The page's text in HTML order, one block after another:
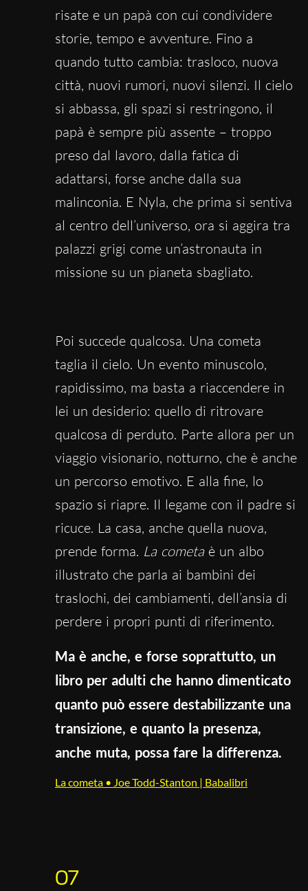
risate e un papà con cui condividere
storie, tempo e avventure. Fino a
quando tutto cambia: trasloco, nuova
città, nuovi rumori, nuovi silenzi. Il cielo
si abbassa, gli spazi si restringono, il
papà è sempre più assente – troppo
preso dal lavoro, dalla fatica di
adattarsi, forse anche dalla sua
malinconia. E Nyla, che prima si sentiva
al centro dell’universo, ora si aggira tra
palazzi grigi come un’astronauta in
missione su un pianeta sbagliato.
Poi succede qualcosa. Una cometa
taglia il cielo. Un evento minuscolo,
rapidissimo, ma basta a riaccendere in
lei un desiderio: quello di ritrovare
qualcosa di perduto. Parte allora per un
viaggio visionario, notturno, che è anche
un percorso emotivo. E alla fine, lo
spazio si riapre. Il legame con il padre si
ricuce. La casa, anche quella nuova,
prende forma. La cometa è un albo
illustrato che parla ai bambini dei
traslochi, dei cambiamenti, dell’ansia di
perdere i propri punti di riferimento.
Ma è anche, e forse soprattutto, un
libro per adulti che hanno dimenticato
quanto può essere destabilizzante una
transizione, e quanto la presenza,
anche muta, possa fare la differenza.
La cometa • Joe Todd-Stanton | Babalibri
07